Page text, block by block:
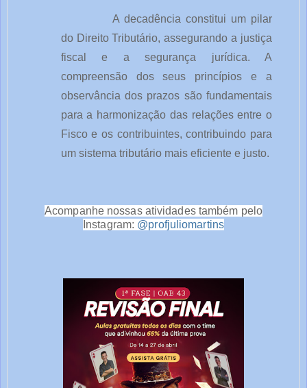
A decadência constitui um pilar
do Direito Tributário, assegurando a justiça
fiscal e a segurança jurídica. A
compreensão dos seus princípios e a
observância dos prazos são fundamentais
para a harmonização das relações entre o
Fisco e os contribuintes, contribuindo para
um sistema tributário mais eficiente e justo.
Acompanhe nossas atividades também pelo
Instagram: @profjuliomartins